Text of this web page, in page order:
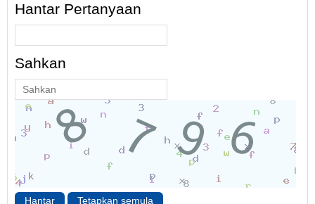
Hantar Pertanyaan
Sahkan
Hantar Tetapkan semula